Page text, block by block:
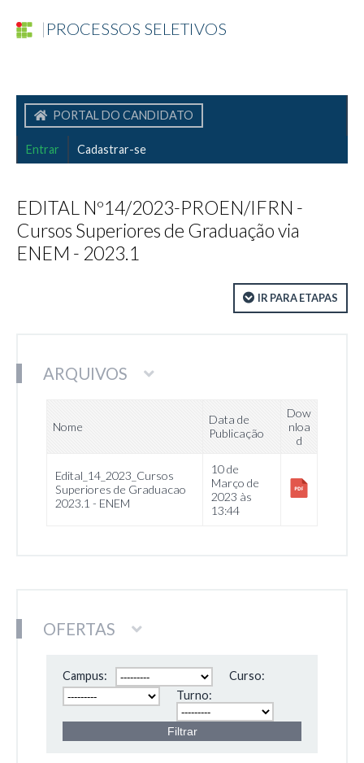
| PROCESSOS SELETIVOS
PORTAL DO CANDIDATO
Entrar Cadastrar-se
EDITAL Nº14/2023-PROEN/IFRN -
Cursos Superiores de Graduação via
ENEM - 2023.1
IR PARA ETAPAS
ARQUIVOS
Nome
Data de
Publicação
Dow
nloa
d
Edital_14_2023_Cursos
Superiores de Graduacao
2023.1 - ENEM
10 de
Março de
2023 às
13:44
OFERTAS
Campus:
Curso:
Turno: